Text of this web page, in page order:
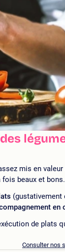
mis en
beaux et bons.
(gustativement
en
de plats
Consulter nos